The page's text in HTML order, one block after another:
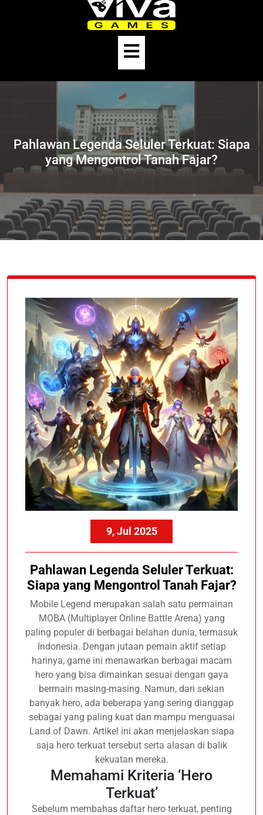
Open
Button
Pahlawan Legenda Seluler Terkuat: Siapa
yang Mengontrol Tanah Fajar?
9, Jul 2025
Pahlawan Legenda Seluler Terkuat:
Siapa yang Mengontrol Tanah Fajar?
Mobile Legend merupakan salah satu permainan
MOBA (Multiplayer Online Battle Arena) yang
paling populer di berbagai belahan dunia, termasuk
Indonesia. Dengan jutaan pemain aktif setiap
harinya, game ini menawarkan berbagai macam
hero yang bisa dimainkan sesuai dengan gaya
bermain masing-masing. Namun, dari sekian
banyak hero, ada beberapa yang sering dianggap
sebagai yang paling kuat dan mampu menguasai
Land of Dawn. Artikel ini akan menjelaskan siapa
saja hero terkuat tersebut serta alasan di balik
kekuatan mereka.
Memahami Kriteria ‘Hero
Terkuat’
Sebelum membahas daftar hero terkuat, penting